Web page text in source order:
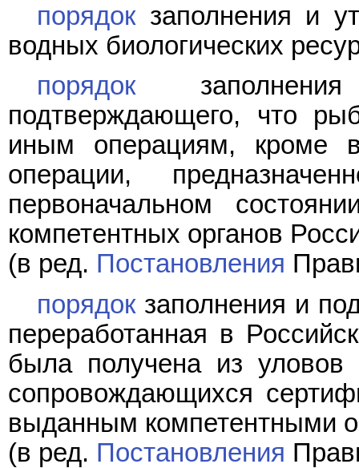
порядокзаполнения и
водных биологических
порядок
подтверждающего, что
иным операциям, кроме
операции,
первоначальном
компетентных органов
(в ред. Постановления
порядокзаполнения и
переработанная в
была получена из уловов
сопровождающихся
выданным компетентными
(в ред. Постановления